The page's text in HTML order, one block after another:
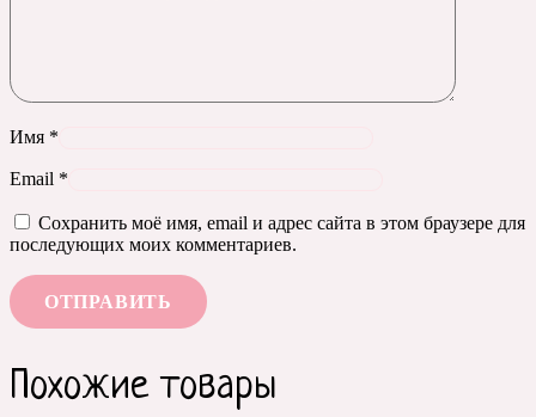
Имя *
Email *
Сохранить моё имя, email и адрес сайта в этом браузере для
последующих моих комментариев.
Похожие товары